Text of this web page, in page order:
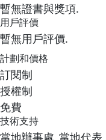
暫無證書與獎項.
用戶評價
暫無用戶評價.
計劃和價格
訂閱制
授權制
免費
技術支持
當地辦事處,當地代表,